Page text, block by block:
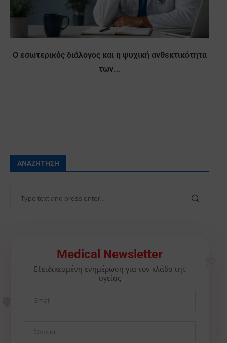
Ο εσωτερικός διάλογος και η ψυχική ανθεκτικότητα
των...
ΑΝΑΖΉΤΗΣΗ
Medical Newsletter
Εξειδικευμένη ενημέρωση για τον κλάδο της
υγείας